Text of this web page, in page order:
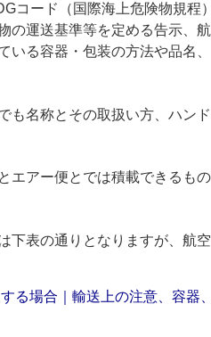
コード（国際海上危険物規程
の運送基準等を定める告示、
いる容器・包装の方法や品名
も名称とその取扱い方、ハン
エアー便とでは積載できるも
下表の通りとなりますが、航
る場合｜輸送上の注意、容器